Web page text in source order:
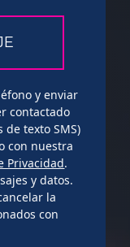
y enviar
contactado
texto SMS)
con nuestra
Privacidad.
y datos.
la
con